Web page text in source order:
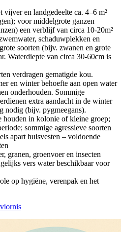
vijver en landgedeelte ca. 4–6 m²
voor middelgrote ganzen
een verblijf van circa 10-20m²
schaduwplekken en
soorten (bijv. zwanen en grote
Waterdiepte van circa 30-60cm is
verdragen gematigde kou.
en winter behoefte aan open water
onderhouden. Sommige
extra aandacht in de winter
nodig (bijv. pygmeegans).
houden in kolonie of kleine groep;
sommige agressieve soorten
apart huisvesten – voldoende
granen, groenvoer en insecten
vers water beschikbaar voor
op hygiëne, verenpak en het